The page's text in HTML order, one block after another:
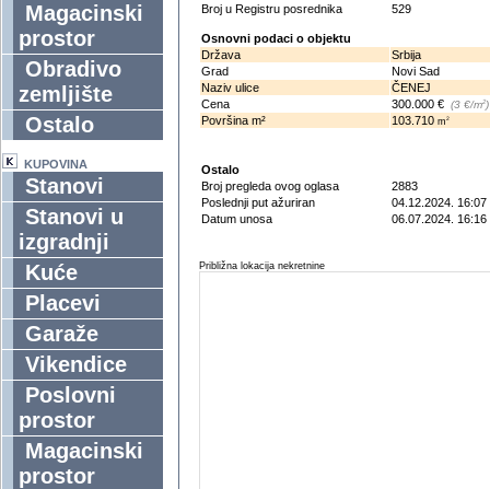
Magacinski
prostor
Obradivo
zemljište
Ostalo
KUPOVINA
Stanovi
Stanovi u
izgradnji
Kuće
Placevi
Garaže
Vikendice
Poslovni
prostor
Magacinski
prostor
Broj u Registru posrednika 529
Osnovni podaci o objektu
Država
Srbija
Grad
Novi Sad
Naziv ulice
ČENEJ
Cena
300.000 € (3 €/m2)
Površina m² 103.710 m2
Ostalo
Broj pregleda ovog oglasa
2883
Poslednji put ažuriran
04.12.2024. 16:07
Datum unosa
06.07.2024. 16:16
Približna lokacija nekretnine